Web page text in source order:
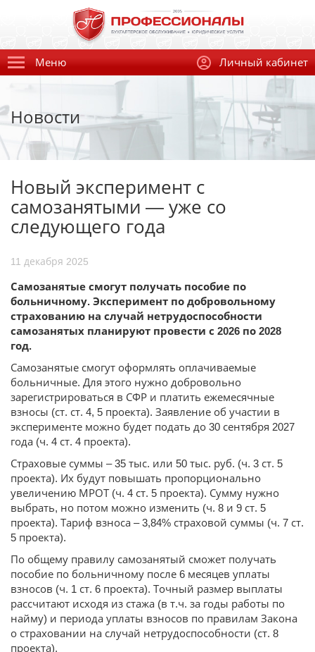
Меню Личный кабинет
Новости
Новый эксперимент с
самозанятыми — уже со
следующего года
11 декабря 2025
Самозанятые смогут получать пособие по
больничному. Эксперимент по добровольному
страхованию на случай нетрудоспособности
самозанятых планируют провести с 2026 по 2028
год.
Самозанятые смогут оформлять оплачиваемые
больничные. Для этого нужно добровольно
зарегистрироваться в СФР и платить ежемесячные
взносы (ст. ст. 4, 5 проекта). Заявление об участии в
эксперименте можно будет подать до 30 сентября 2027
года (ч. 4 ст. 4 проекта).
Страховые суммы – 35 тыс. или 50 тыс. руб. (ч. 3 ст. 5
проекта). Их будут повышать пропорционально
увеличению МРОТ (ч. 4 ст. 5 проекта). Сумму нужно
выбрать, но потом можно изменить (ч. 8 и 9 ст. 5
проекта). Тариф взноса – 3,84% страховой суммы (ч. 7 ст.
5 проекта).
По общему правилу самозанятый сможет получать
пособие по больничному после 6 месяцев уплаты
взносов (ч. 1 ст. 6 проекта). Точный размер выплаты
рассчитают исходя из стажа (в т.ч. за годы работы по
найму) и периода уплаты взносов по правилам Закона
о страховании на случай нетрудоспособности (ст. 8
проекта).